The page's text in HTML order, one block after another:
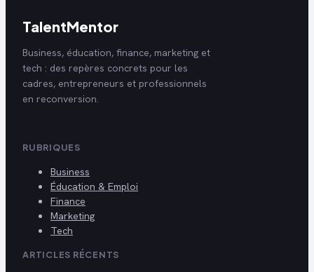
TalentMentor
Business, éducation, finance, marketing et
tech : des repères concrets pour les
cadres, entrepreneurs et professionnels
en reconversion.
RUBRIQUES
Business
Éducation & Emploi
Finance
Marketing
Tech
ARTICLES RÉCENTS